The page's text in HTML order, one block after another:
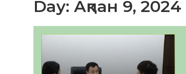
Day:Ақпан 9, 2024